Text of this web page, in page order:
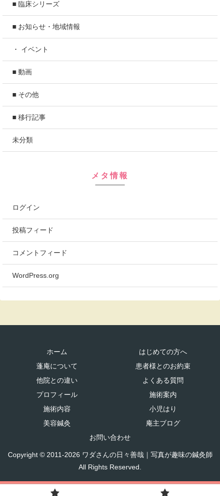
■ 臨床シリーズ
■ お知らせ・地域情報
・ イベント
■ 動画
■ その他
■ 移行記事
未分類
メタ情報
ログイン
投稿フィード
コメントフィード
WordPress.org
ホーム
はじめての方へ
蓬庵について
患者様とのお約束
他院との違い
よくある質問
プロフィール
施術案内
施術内容
小児はり
美容鍼灸
庵主ブログ
お問い合わせ
Copyright © 2011-2026 ワダさんの日々善哉｜写真が趣味の鍼灸師
All Rights Reserved.